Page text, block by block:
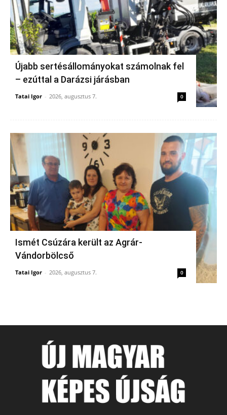
Újabb sertésállományokat számolnak fel
– ezúttal a Darázsi járásban
Tatai Igor - 2026, augusztus 7. 0
Ismét Csúzára került az Agrár-
Vándorbölcső
Tatai Igor - 2026, augusztus 7. 0